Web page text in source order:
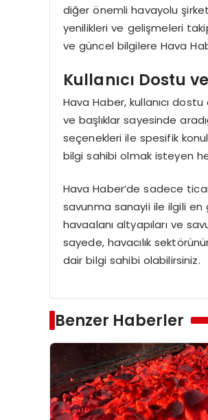
diğer önemli havayolu
yenilikleri ve gelişmeleri
ve güncel bilgilere Hava
Kullanıcı Dostu
Hava Haber, kullanıcı
ve başlıklar sayesinde
seçenekleri ile spesifik
bilgi sahibi olmak isteyen
Hava Haber’de sadece
savunma sanayii ile ilgili
havaalanı altyapıları ve
sayede, havacılık
dair bilgi sahibi olabilirsiniz.
Benzer Haberler